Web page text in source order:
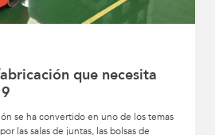
que necesita
se ha convertido en uno de los temas
las salas de juntas, las bolsas de